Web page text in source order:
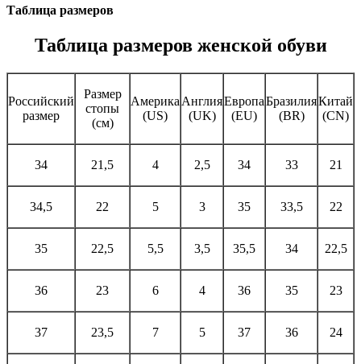
Таблица размеров
Таблица размеров женской обуви
Российский
размер
Размер
стопы
(см)
Америка
(US)
Англия
(UK)
Европа
(EU)
Бразилия
(BR)
Китай
(CN)
34 21,5 4 2,5 34 33 21
34,5 22 5 3 35 33,5 22
35 22,5 5,5 3,5 35,5 34 22,5
36 23 6 4 36 35 23
37 23,5 7 5 37 36 24